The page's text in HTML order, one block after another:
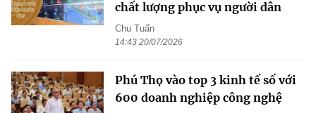
chất lượng phục vụ người dân
Chu Tuấn
14:43 20/07/2026
Phú Thọ vào top 3 kinh tế số với
600 doanh nghiệp công nghệ